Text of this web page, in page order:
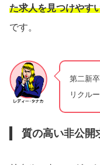
た求人を見つけやす
です。
第二新
リクル
質の高い非公開